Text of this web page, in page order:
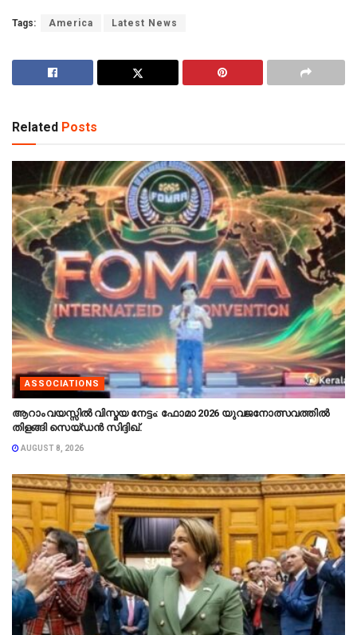
Tags: America Latest News
Related Posts
ASSOCIATIONS
ആറാം വയസ്സിൽ വിസ്മയ നേട്ടം: ഫോമാ 2026 യുവജനോത്സവത്തിൽ
തിളങ്ങി സെയ്ഡൻ സിദ്ദിഖ്.
AUGUST 8, 2026